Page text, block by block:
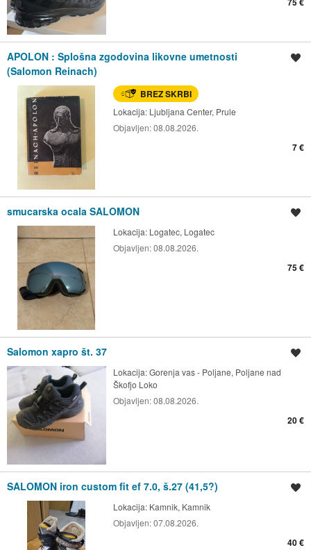
APOLON : Splošna zgodovina likovne umetnosti
(Salomon Reinach)
BREZ SKRBI
Lokacija: Ljubljana Center, Prule
Objavljen:08.08.2026.
7 €
smucarska ocala SALOMON
Lokacija: Logatec, Logatec
Objavljen:08.08.2026.
75 €
Salomon xapro št. 37
Lokacija:Gorenja vas - Poljane, Poljane nad
Škofjo Loko
Objavljen:08.08.2026.
20 €
SALOMON iron custom fit ef 7.0, š.27 (41,5?)
Lokacija: Kamnik, Kamnik
Objavljen:07.08.2026.
40 €